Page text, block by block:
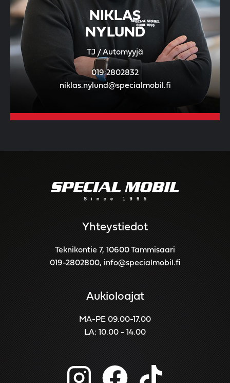
NIKLAS
NYLUND
TJ / Automyyjä
019 2802832
niklas.nylund@specialmobil.fi
Yhteystiedot
Teknikontie 7, 10600 Tammisaari
019-2802800, info@specialmobil.fi
Aukioloajat
MA-PE 09.00-17.00
LA: 10.00 - 14.00